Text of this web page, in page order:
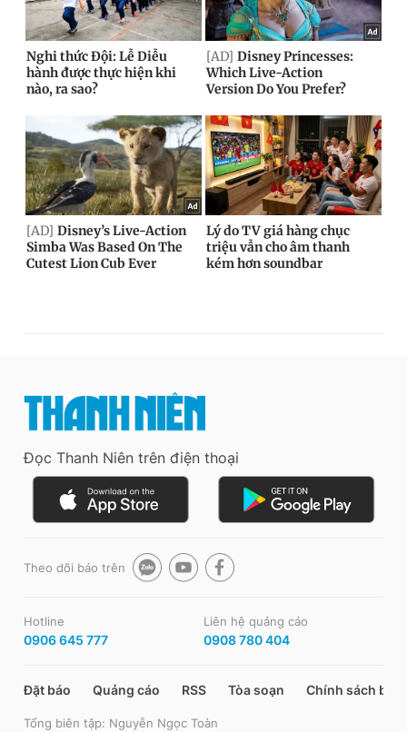
Đọc Thanh Niên trên điện thoại
Theo dõi báo trên
Hotline
0906 645 777
Liên hệ quảng cáo
0908 780 404
Đặt báo Quảng cáo RSS Tòa soạn Chính sách bảo
Tổng biên tập: Nguyễn Ngọc Toàn